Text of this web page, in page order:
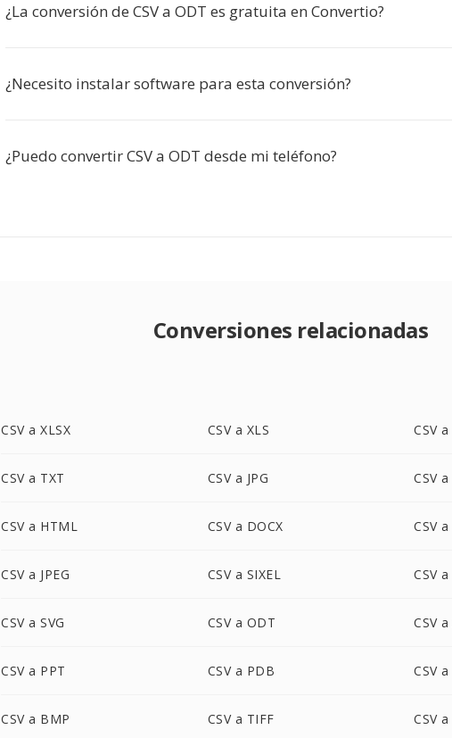
¿La conversión de CSV a ODT es gratuita en Convertio?
¿Necesito instalar software para esta conversión?
¿Puedo convertir CSV a ODT desde mi teléfono?
Conversiones relacionadas
CSV a XLSX CSV a XLS CSV
CSV a TXT CSV a JPG CSV
CSV a HTML CSV a DOCX CSV
CSV a JPEG CSV a SIXEL CSV a
CSV a SVG CSV a ODT CSV a
CSV a PPT CSV a PDB CSV
CSV a BMP CSV a TIFF CSV